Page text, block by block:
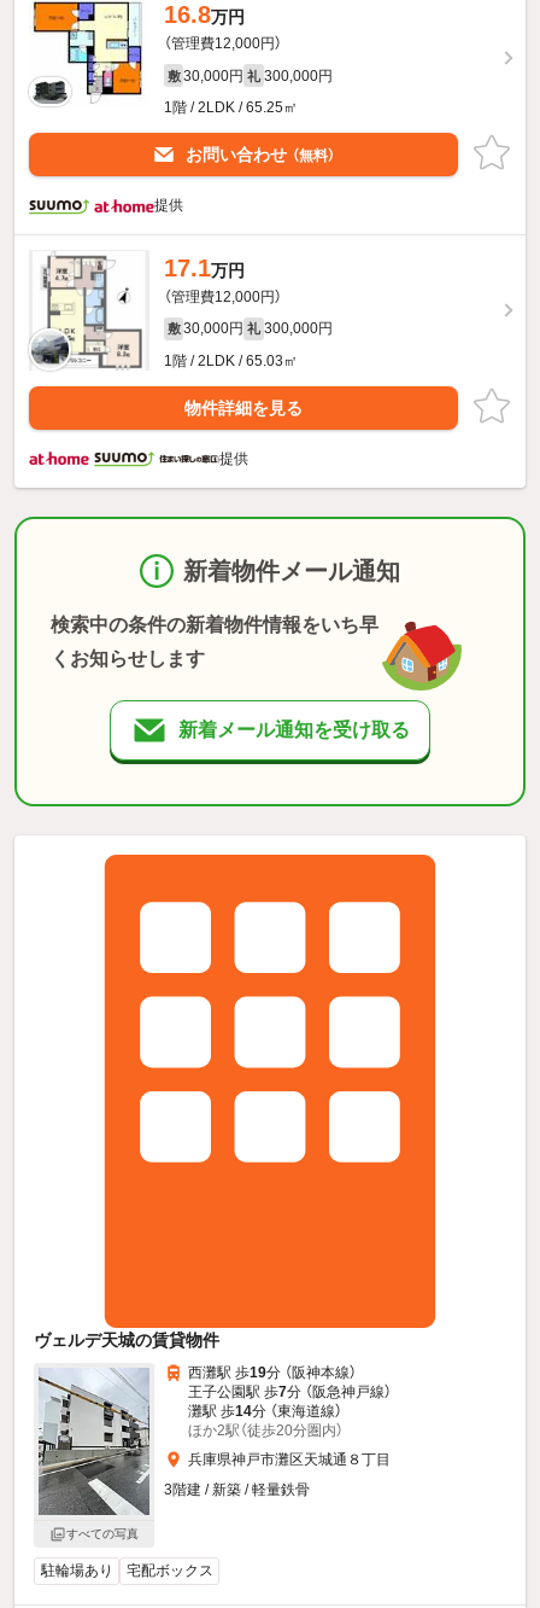
16.8万円
（管理費12,000円）
敷 30,000円 礼 300,000円
1階 / 2LDK / 65.25㎡
お問い合わせ （無料）
提供
17.1万円
（管理費12,000円）
敷 30,000円 礼 300,000円
1階 / 2LDK / 65.03㎡
物件詳細を見る
提供
新着物件メール通知
検索中の条件の新着物件情報をいち早
くお知らせします
新着メール通知を受け取る
ヴェルデ天城の賃貸物件
すべての写真
西灘駅 歩19分 （阪神本線）
王子公園駅 歩7分 （阪急神戸線）
灘駅 歩14分 （東海道線）
ほか2駅（徒歩20分圏内）
兵庫県神戸市灘区天城通８丁目
3階建 / 新築 / 軽量鉄骨
駐輪場あり 宅配ボックス